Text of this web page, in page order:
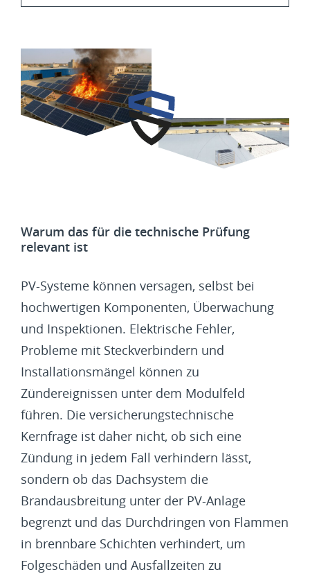
Warum das für die technische Prüfung
relevant ist
PV-Systeme können versagen, selbst bei
hochwertigen Komponenten, Überwachung
und Inspektionen. Elektrische Fehler,
Probleme mit Steckverbindern und
Installationsmängel können zu
Zündereignissen unter dem Modulfeld
führen. Die versicherungstechnische
Kernfrage ist daher nicht, ob sich eine
Zündung in jedem Fall verhindern lässt,
sondern ob das Dachsystem die
Brandausbreitung unter der PV-Anlage
begrenzt und das Durchdringen von Flammen
in brennbare Schichten verhindert, um
Folgeschäden und Ausfallzeiten zu